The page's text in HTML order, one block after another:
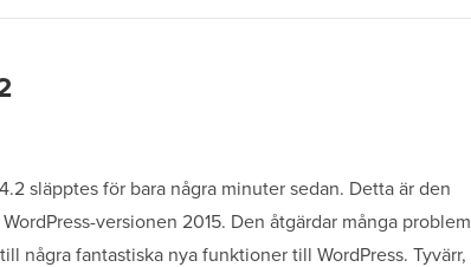
släpptes för bara några minuter sedan. Detta är den
versionen 2015. Den åtgärdar många problem
några fantastiska nya funktioner till WordPress. Tyvärr,